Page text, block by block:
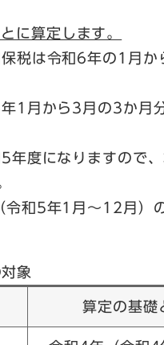
に算定します。
税は令和6年の1月か
1月から3月の3か月
度になりますので
和5年1月～12月）
象
算定の基礎